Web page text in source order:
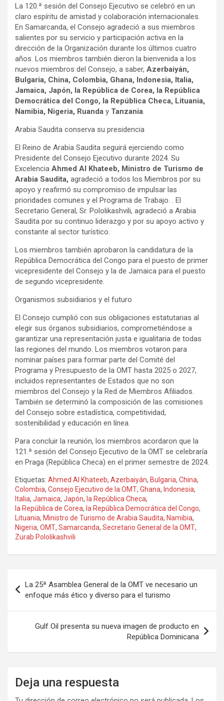
La 120.ª sesión del Consejo Ejecutivo se celebró en un
claro espíritu de amistad y colaboración internacionales.
En Samarcanda, el Consejo agradeció a sus miembros
salientes por su servicio y participación activa en la
dirección de la Organización durante los últimos cuatro
años. Los miembros también dieron la bienvenida a los
nuevos miembros del Consejo, a saber, Azerbaiyán,
Bulgaria, China, Colombia, Ghana, Indonesia, Italia,
Jamaica, Japón, la República de Corea, la República
Democrática del Congo, la República Checa, Lituania,
Namibia, Nigeria, Ruanda y Tanzania.
Arabia Saudita conserva su presidencia
El Reino de Arabia Saudita seguirá ejerciendo como
Presidente del Consejo Ejecutivo durante 2024. Su
Excelencia Ahmed Al Khateeb, Ministro de Turismo de
Arabia Saudita, agradeció a todos los Miembros por su
apoyo y reafirmó su compromiso de impulsar las
prioridades comunes y el Programa de Trabajo. . El
Secretario General, Sr. Pololikashvili, agradeció a Arabia
Saudita por su continuo liderazgo y por su apoyo activo y
constante al sector turístico.
Los miembros también aprobaron la candidatura de la
República Democrática del Congo para el puesto de primer
vicepresidente del Consejo y la de Jamaica para el puesto
de segundo vicepresidente.
Organismos subsidiarios y el futuro
El Consejo cumplió con sus obligaciones estatutarias al
elegir sus órganos subsidiarios, comprometiéndose a
garantizar una representación justa e igualitaria de todas
las regiones del mundo. Los miembros votaron para
nominar países para formar parte del Comité del
Programa y Presupuesto de la OMT hasta 2025 o 2027,
incluidos representantes de Estados que no son
miembros del Consejo y la Red de Miembros Afiliados.
También se determinó la composición de las comisiones
del Consejo sobre estadística, competitividad,
sostenibilidad y educación en línea.
Para concluir la reunión, los miembros acordaron que la
121.ª sesión del Consejo Ejecutivo de la OMT se celebraría
en Praga (República Checa) en el primer semestre de 2024.
Etiquetas: Ahmed Al Khateeb, Azerbaiyán, Bulgaria, China,
Colombia, Consejo Ejecutivo de la OMT, Ghana, Indonesia,
Italia, Jamaica, Japón, la República Checa,
la República de Corea, la República Democrática del Congo,
Lituania, Ministro de Turismo de Arabia Saudita, Namibia,
Nigeria, OMT, Samarcanda, Secretario General de la OMT,
Zurab Pololikashvili
de
entradas
La 25ª Asamblea General de la OMT ve necesario un
enfoque más ético y diverso para el turismo
Gulf Oil presenta su nueva imagen de producto en
República Dominicana
Deja una respuesta